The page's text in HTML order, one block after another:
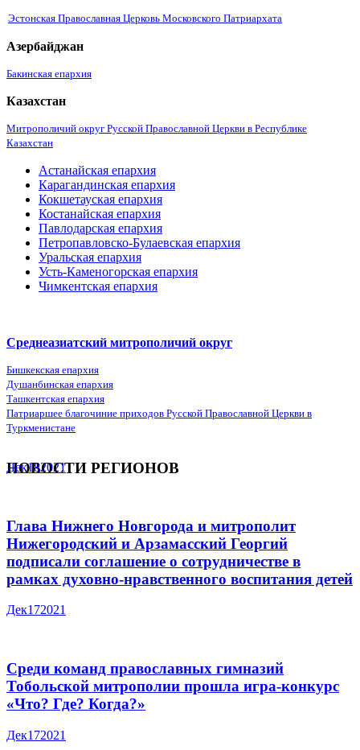
Эстонская Православная Церковь Московского Патриархата
Азербайджан
Бакинская епархия
Казахстан
Митрополичий округ Русской Православной Церкви в Республике
Казахстан
Астанайская епархия
Карагандинская епархия
Кокшетауская епархия
Костанайская епархия
Павлодарская епархия
Петропавловско-Булаевская епархия
Уральская епархия
Усть-Каменогорская епархия
Чимкентская епархия
Среднеазиатский митрополичий округ
Бишкекская епархия
Душанбинская епархия
Ташкентская епархия
Патриаршее благочиние приходов Русской Православной Церкви в
Туркменистане
НОВОСТИ РЕГИОНОВ
Дек182021
Глава Нижнего Новгорода и митрополит
Нижегородский и Арзамасский Георгий
подписали соглашение о сотрудничестве в
рамках духовно-нравственного воспитания детей
Дек172021
Среди команд православных гимназий
Тобольской митрополии прошла игра-конкурс
«Что? Где? Когда?»
Дек172021